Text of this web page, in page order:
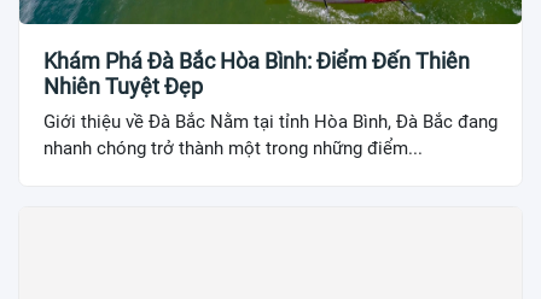
Khám Phá Đà Bắc Hòa Bình: Điểm Đến Thiên
Nhiên Tuyệt Đẹp
Giới thiệu về Đà Bắc Nằm tại tỉnh Hòa Bình, Đà Bắc đang
nhanh chóng trở thành một trong những điểm...